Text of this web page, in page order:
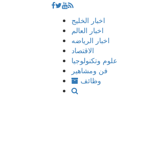
إذهب
المحتوى
اخبار الخليج
اخبار العالم
اخبار الرياضه
الاقتصاد
علوم وتكنولوجيا
فن ومشاهير
وظائف